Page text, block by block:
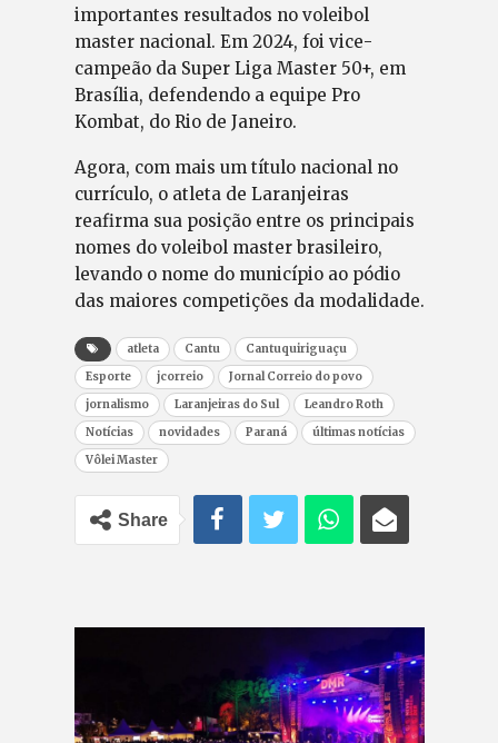
importantes resultados no voleibol
master nacional. Em 2024, foi vice-
campeão da Super Liga Master 50+, em
Brasília, defendendo a equipe Pro
Kombat, do Rio de Janeiro.
Agora, com mais um título nacional no
currículo, o atleta de Laranjeiras
reafirma sua posição entre os principais
nomes do voleibol master brasileiro,
levando o nome do município ao pódio
das maiores competições da modalidade.
atleta Cantu
Cantuquiriguaçu
Esporte
jcorreio
Jornal Correio do povo
jornalismo
Laranjeiras do Sul
Leandro Roth
Notícias
novidades Paraná
últimas notícias
Vôlei Master
Share